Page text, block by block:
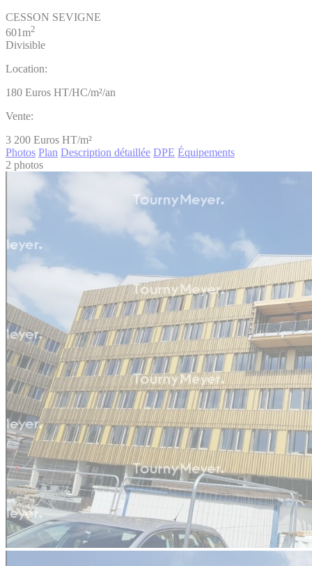
CESSON SEVIGNE
601m2
Divisible
Location:
180 Euros HT/HC/m²/an
Vente:
3 200 Euros HT/m²
Photos Plan Description détaillée DPE Équipements
2 photos